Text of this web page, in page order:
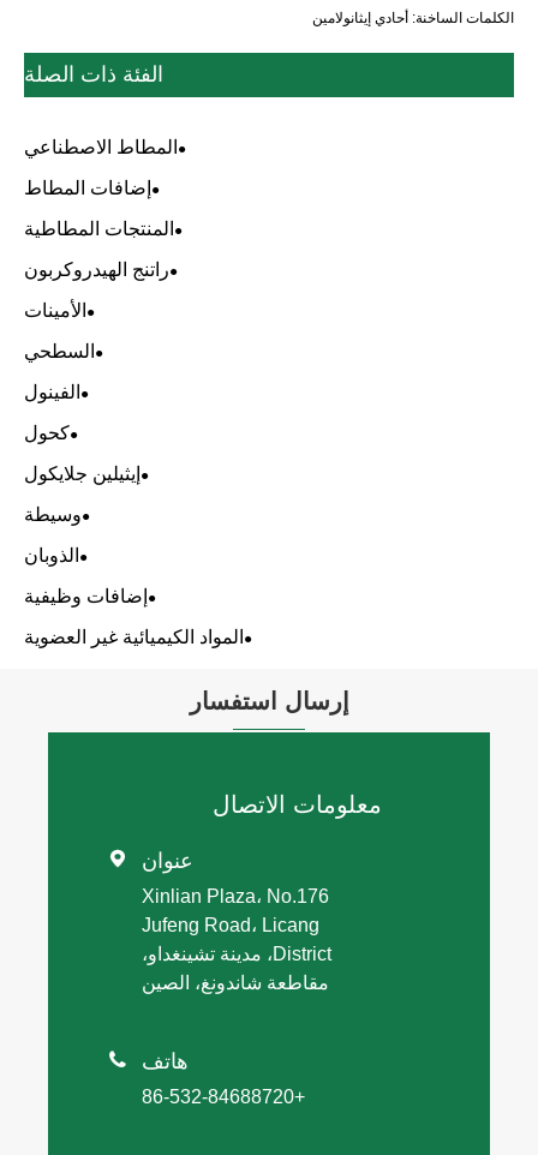
الكلمات الساخنة: أحادي إيثانولامين
الفئة ذات الصلة
المطاط الاصطناعي
إضافات المطاط
المنتجات المطاطية
راتنج الهيدروكربون
الأمينات
السطحي
الفينول
كحول
إيثيلين جلايكول
وسيطة
الذوبان
إضافات وظيفية
المواد الكيميائية غير العضوية
إرسال استفسار
معلومات الاتصال
 عنوان
Xinlian Plaza، No.176
Jufeng Road، Licang
District، مدينة تشينغداو،
مقاطعة شاندونغ، الصين
 هاتف
+86-532-84688720